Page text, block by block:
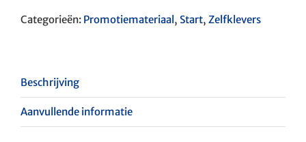
Categorieën: Promotiemateriaal, Start, Zelfklevers
Beschrijving
Aanvullende informatie